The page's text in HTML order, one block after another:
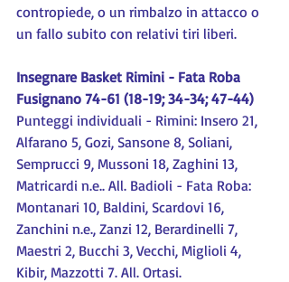
contropiede, o un rimbalzo in attacco o
un fallo subito con relativi tiri liberi.
Insegnare Basket Rimini - Fata Roba
Fusignano 74-61 (18-19; 34-34; 47-44)
Punteggi individuali - Rimini: Insero 21,
Alfarano 5, Gozi, Sansone 8, Soliani,
Semprucci 9, Mussoni 18, Zaghini 13,
Matricardi n.e.. All. Badioli - Fata Roba:
Montanari 10, Baldini, Scardovi 16,
Zanchini n.e., Zanzi 12, Berardinelli 7,
Maestri 2, Bucchi 3, Vecchi, Miglioli 4,
Kibir, Mazzotti 7. All. Ortasi.